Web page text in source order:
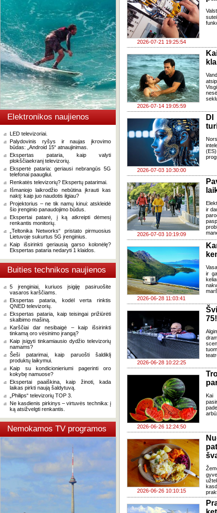
Elektronikos naujienos
LED televizoriai.
Palydovinis ryšys ir naujas įkrovimo
būdas: „Android 15“ atnaujinimas.
Ekspertas pataria, kaip valyti
plokščiaekranį televizorių.
Ekspertė pataria: geriausi nebrangūs 5G
telefonai paaugliui.
Renkatės televizorių? Ekspertų patarimai.
Išmaniojo laikrodžio nebūtina įkrauti kas
naktį: kaip juo naudotis ilgiau?
Projektorius – ne tik namų kinui: atskleidė
šio įrenginio panaudojimo būdus.
Ekspertai patarė, į ką atkreipti dėmesį
renkantis monitorių.
„Teltonika Networks“ pristato pirmuosius
Lietuvoje sukurtus 5G įrenginius.
Kaip išsirinkti geriausią garso kolonėlę?
Ekspertas pataria nedaryti 1 klaidos.
Buities technikos naujienos
5 įrenginiai, kuriuos įsigiję pasiruošite
vasaros karščiams.
Ekspertas pataria, kodėl verta rinktis
QNED televizorių.
Ekspertas pataria, kaip teisingai prižiūrėti
skalbimo mašiną.
Karščiai dar nesibaigė – kaip išsirinkti
tinkamą oro vėsinimo įrangą?
Kaip įsigyti tinkamiausio dydžio televizorių
namams?
Šeši patarimai, kaip paruošti šaldiklį
produktų laikymui.
Kaip su kondicionieriumi pagerinti oro
kokybę namuose?
Ekspertai paaiškina, kaip žinoti, kada
laikas pirkti naują šaldytuvą.
„Philips“ televizorių TOP 3.
Ne kasdienis pirkinys – virtuvės technika: į
ką atsižvelgti renkantis.
Nemokamos TV programos
2026-07-21 19:25:54
2026-07-14 19:05:59
2026-07-03 10:30:00
2026-07-03 10:19:09
ir
2026-06-28 11:03:41
ir
2026-06-28 10:22:25
75!
2026-06-26 12:24:50
Kai
2026-06-26 10:10:15